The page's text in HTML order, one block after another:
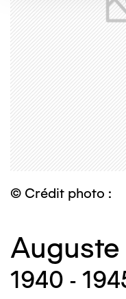
© Crédit photo :
Auguste
1940 -